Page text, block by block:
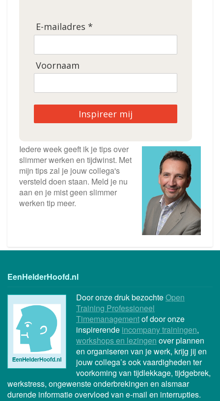
E-mailadres *
Voornaam
Inspireer mij
Iedere week geeft ik je tips over
slimmer werken en tijdwinst. Met
mijn tips zal je jouw collega's
versteld doen staan. Meld je nu
aan en je mist geen slimmer
werken tip meer.
EenHelderHoofd.nl
Door onze druk bezochteOpen
Training Professioneel
Timemanagementof door onze
inspirerende incompany trainingen,
workshops en lezingen over plannen
en organiseren van je werk, krijg jij en
jouw collega’s ook vaardigheden ter
voorkoming van tijdlekkage, tijdgebrek,
werkstress, ongewenste onderbrekingen en alsmaar
durende informatie overvloed van e-mail en interrupties.